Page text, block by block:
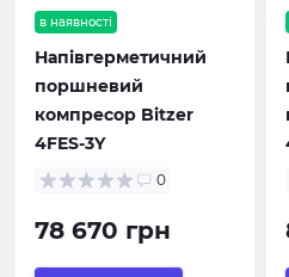
в наявності
Напівгерметичний
поршневий
компресор Bitzer
4FES-3Y
0
78 670 грн